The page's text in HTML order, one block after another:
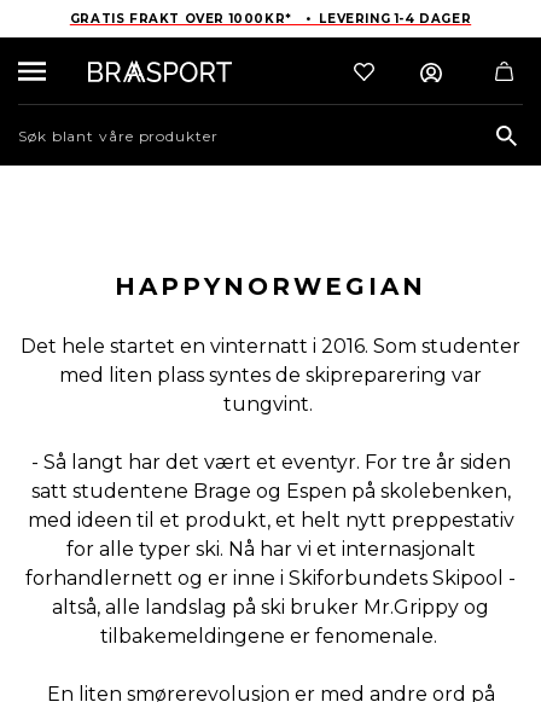
GRATIS FRAKT OVER 1000KR* • LEVERING 1-4 DAGER
HAPPYNORWEGIAN
Det hele startet en vinternatt i 2016. Som studenter
med liten plass syntes de skipreparering var
tungvint.
- Så langt har det vært et eventyr. For tre år siden
satt studentene Brage og Espen på skolebenken,
med ideen til et produkt, et helt nytt preppestativ
for alle typer ski. Nå har vi et internasjonalt
forhandlernett og er inne i Skiforbundets Skipool -
altså, alle landslag på ski bruker Mr.Grippy og
tilbakemeldingene er fenomenale.
En liten smørerevolusjon er med andre ord på